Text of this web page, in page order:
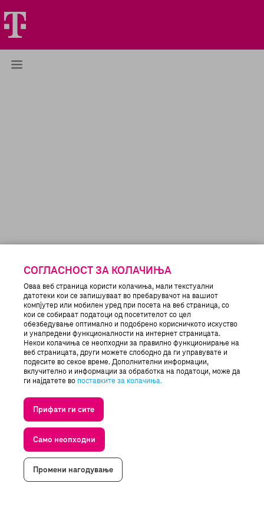
СОГЛАСНОСТ ЗА КОЛАЧИЊА
Оваа веб страница користи колачиња, мали текстуални
датотеки кои се запишуваат во пребарувачот на вашиот
компјутер или мобилен уред при посета на веб страница, со
кои се собираат податоци од посетителот со цел
обезбедување оптимално и подобрено корисничкото искуствo
и унапредени функционалности на интернет страницата.
Некои колачиња се неопходни за правилно функционирање на
веб страницата, други можете слободно да ги управувате и
подесите во секое време. Дополнителни информации,
вклучително и информации за обработка на податоци, може да
ги најдатете во поставките за колачиња.
Прифати ги сите
Само неопходни
Промени нагодување